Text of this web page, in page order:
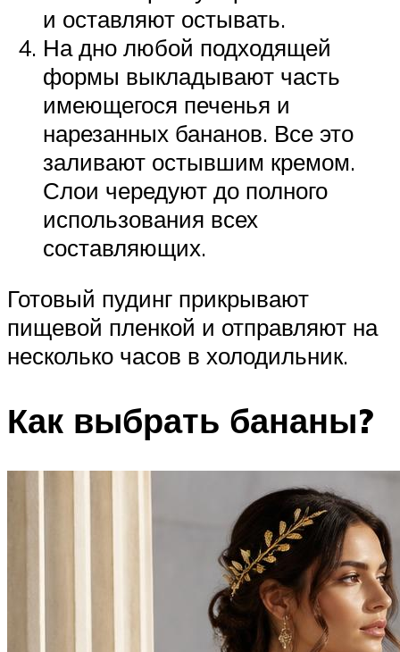
и оставляют остывать.
На дно любой подходящей
формы выкладывают часть
имеющегося печенья и
нарезанных бананов. Все это
заливают остывшим кремом.
Слои чередуют до полного
использования всех
составляющих.
Готовый пудинг прикрывают
пищевой пленкой и отправляют на
несколько часов в холодильник.
Как выбрать бананы?